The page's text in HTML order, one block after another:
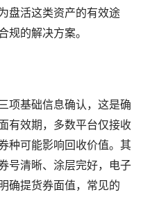
盘活这类资产的有效途
规的解决方案。
项基础信息确认，这是确
有效期，多数平台仅接收
种可能影响回收价值。其
号清晰、涂层完好，电子
确提货券面值，常见的